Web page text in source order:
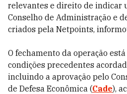
relevantes e direito de indicar
Conselho de Administração e
criados pela Netpoints,
O fechamento da operação
condições precedentes
incluindo a aprovação pelo
de Defesa Econômica (Cade),